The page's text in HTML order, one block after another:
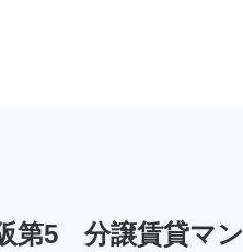
第5 分譲賃貸マン